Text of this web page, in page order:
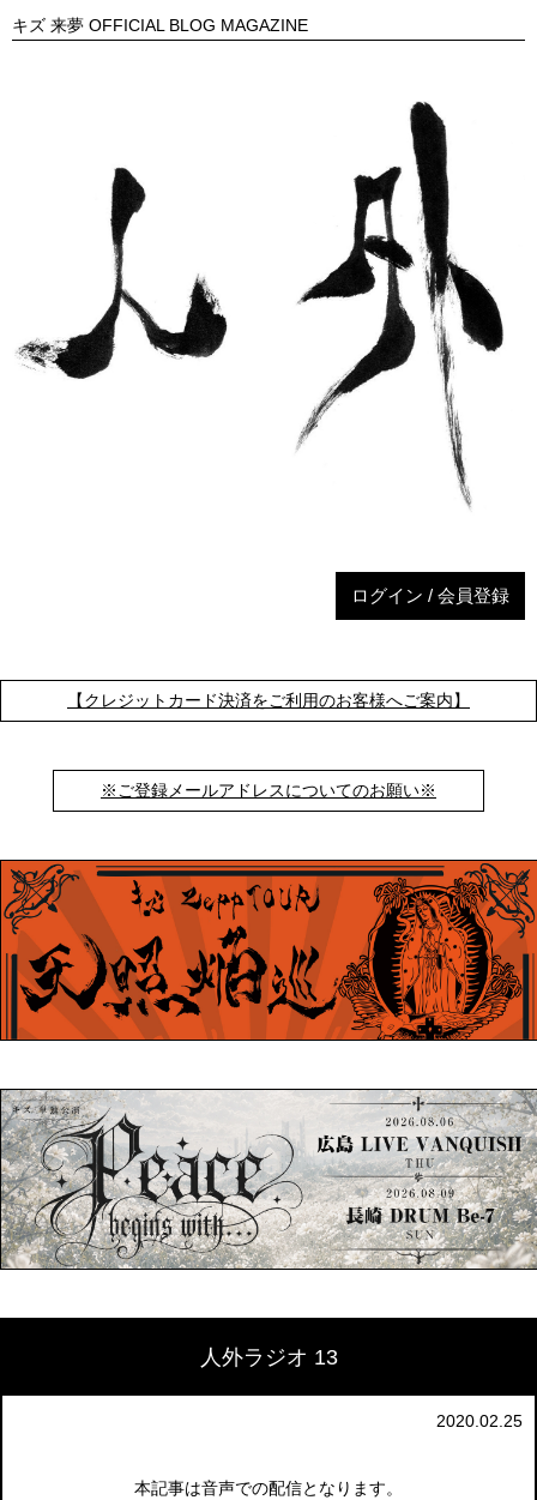
キズ 来夢 OFFICIAL BLOG MAGAZINE
ログイン / 会員登録
【クレジットカード決済をご利用のお客様へご案内】
※ご登録メールアドレスについてのお願い※
人外ラジオ 13
2020.02.25
本記事は音声での配信となります。